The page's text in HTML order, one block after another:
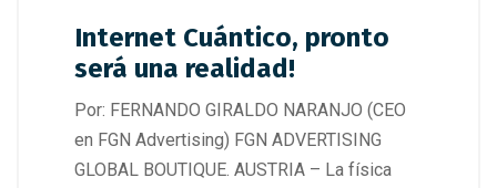
Internet Cuántico, pronto
será una realidad!
Por: FERNANDO GIRALDO NARANJO (CEO
en FGN Advertising) FGN ADVERTISING
GLOBAL BOUTIQUE. AUSTRIA – La física